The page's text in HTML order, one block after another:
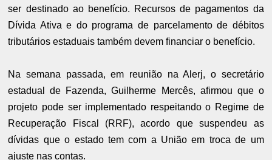
ser destinado ao benefício. Recursos de pagamentos da
Dívida Ativa e do programa de parcelamento de débitos
tributários estaduais também devem financiar o benefício.
Na semana passada, em reunião na Alerj, o secretário
estadual de Fazenda, Guilherme Mercês, afirmou que o
projeto pode ser implementado respeitando o Regime de
Recuperação Fiscal (RRF), acordo que suspendeu as
dívidas que o estado tem com a União em troca de um
ajuste nas contas.